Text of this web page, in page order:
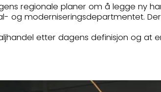
regionale planer om å legge ny
og moderniseringsdepartmentet.
etter dagens definisjon og at